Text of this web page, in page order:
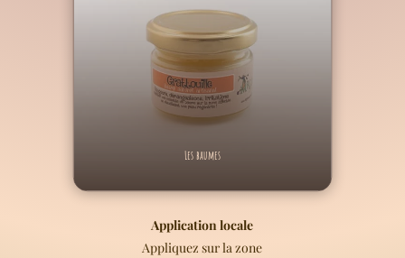
Les baumes
Application locale
Appliquez sur la zone